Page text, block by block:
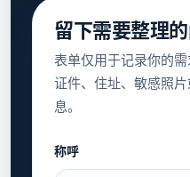
留下需要整理
表单仅用于记录你的
证件、住址、敏感照
息。
称呼